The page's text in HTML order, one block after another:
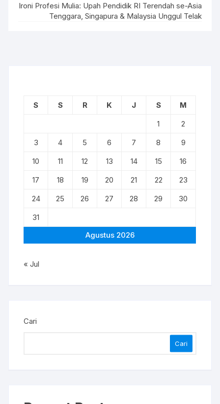
Ironi Profesi Mulia: Upah Pendidik RI Terendah se-Asia
Tenggara, Singapura & Malaysia Unggul Telak
Agustus 2026
S S R K J S
M
1
2
3
4 5 6 7 8
9
10
11 12 13 14 15
16
17
18 19 20 21 22
23
24
25 26 27 28 29
30
31
« Jul
Cari
Cari